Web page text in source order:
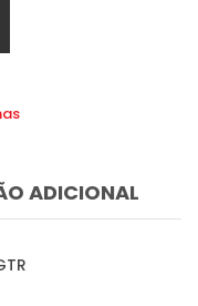
ADICIONAL